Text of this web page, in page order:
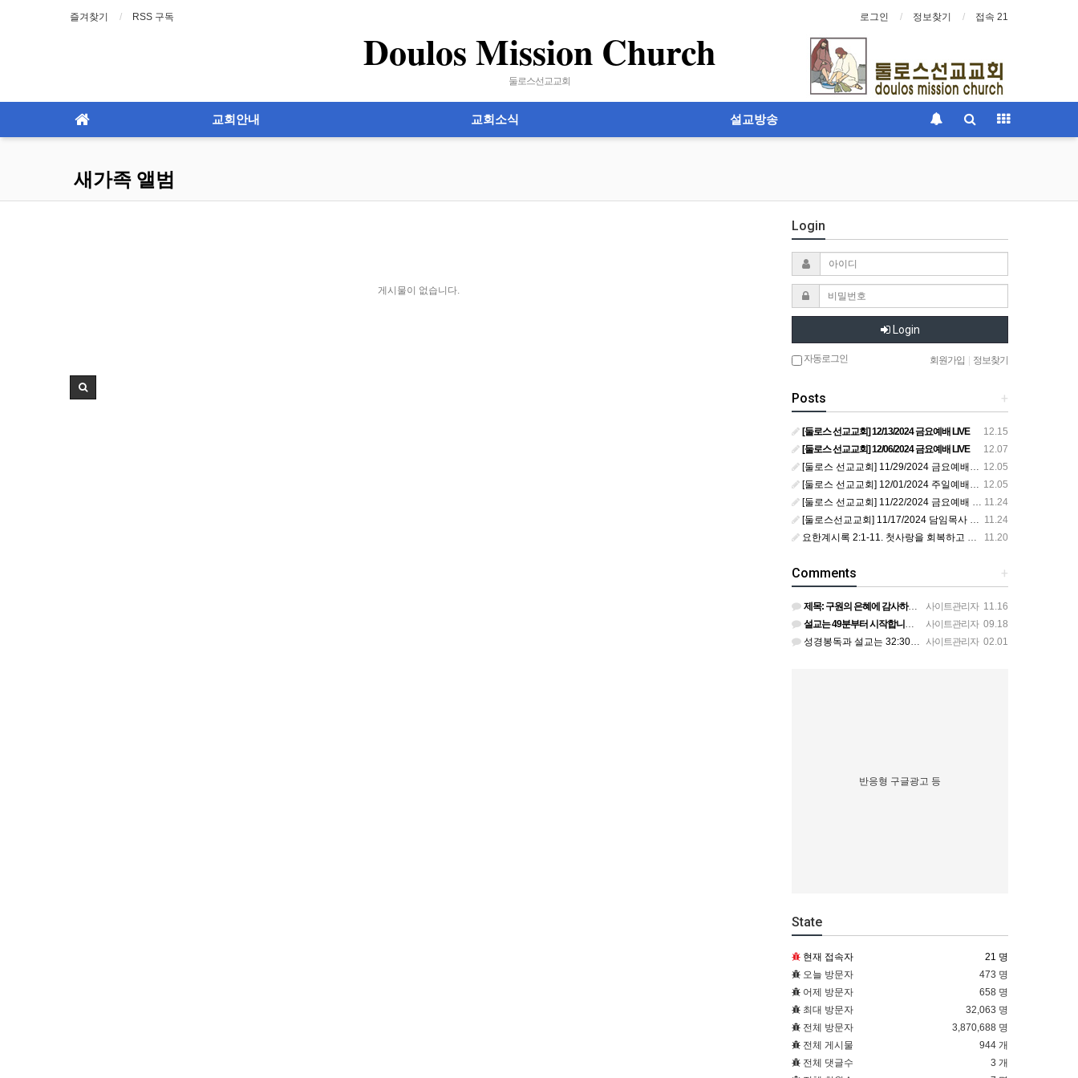
즐겨찾기 RSS 구독 로그인 정보찾기 접속 21
Doulos Mission Church
둘로스선교교회
교회안내 교회소식 설교방송
새가족 앨범
게시물이 없습니다.
Login
Login
자동로그인 회원가입 정보찾기
+
Posts
12.15
[둘로스 선교교회] 12/13/2024 금요예배 LIVE
12.07
[둘로스 선교교회] 12/06/2024 금요예배 LIVE
12.05
[둘로스 선교교회] 11/29/2024 금요예배 LIVE
12.05
[둘로스 선교교회] 12/01/2024 주일예배 LIVE
11.24
[둘로스 선교교회] 11/22/2024 금요예배 LIVE
11.24
[둘로스선교교회] 11/17/2024 담임목사 취임예배 LIVE
11.20
요한계시록 2:1-11. 첫사랑을 회복하고 죽도록 충성하라!
+
Comments
사이트관리자 11.16
제목: 구원의 은혜에 감사하라! 본문: 로마서 10:9-15. 설교자: 황의정 목사 추수감사절에 감사를 묵상…
사이트관리자 09.18
설교는 49분부터 시작합니다. 믿음의 형제가 죄에 빠질 때 어떻게 도와줄 것인지를 가르칩니다. 형제가 실족하…
사이트관리자 02.01
성경봉독과 설교는 32:30에 시작됩니다.
반응형 구글광고 등
State
현재 접속자
21 명
오늘 방문자
473 명
어제 방문자
658 명
최대 방문자
32,063 명
전체 방문자
3,870,688 명
전체 게시물
944 개
전체 댓글수
3 개